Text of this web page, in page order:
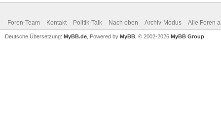
Foren-Team Kontakt Politik-Talk Nach oben Archiv-Modus Alle Foren
Deutsche Übersetzung: MyBB.de , Powered by MyBB , © 2002-2026 MyBB Group